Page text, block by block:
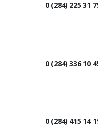
0 (284) 225 31
0 (284) 336 10
0 (284) 415 14